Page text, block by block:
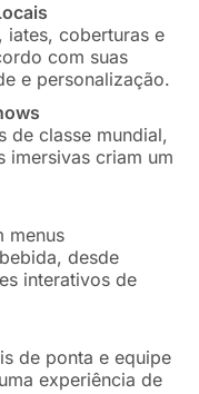
iates, coberturas e
com suas
e personalização.
de classe mundial,
imersivas criam um
menus
desde
interativos de
de ponta e equipe
experiência de